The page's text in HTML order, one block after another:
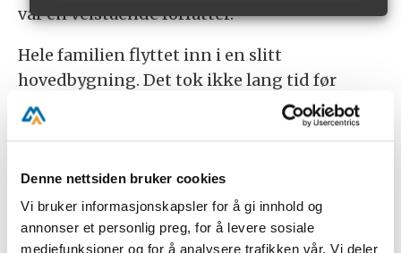
Denne nettsiden bruker cookies
Vi bruker informasjonskapsler for å gi innhold og
annonser et personlig preg, for å levere sosiale
mediefunksjoner og for å analysere trafikken vår. Vi deler
var en velstående forfatter.
Hele familien flyttet inn i en slitt
hovedbygning. Det tok ikke lang tid før
Hamsun var i full sving med å bygge bolig for
bestyreren. Deretter kom låvebygning. I 1920
pengene kom godt med i renoveringen av
gården. Gården framstod etter hvert som et
mønsterbruk og Hamsun investerte stort,